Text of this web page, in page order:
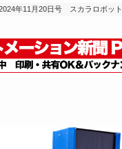
年11月20日号 スカラロボット